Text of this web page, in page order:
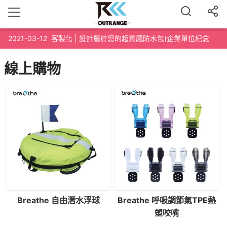
2021-03-12 客製化 | 設計屬於您的超質感防水包(企業單位紀念
線上購物
Breathe 自由潛水浮球
Breathe 呼吸調節氣TPE熱
塑咬嘴